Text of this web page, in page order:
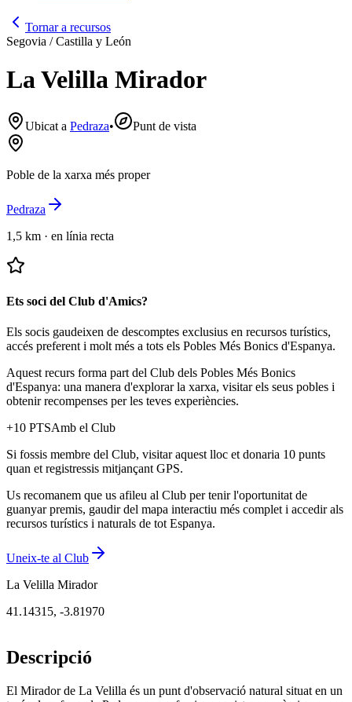
Tornar a recursos
Segovia / Castilla y León
La Velilla Mirador
Ubicat a Pedraza• Punt de vista
Poble de la xarxa més proper
Pedraza
1,5 km · en línia recta
Ets soci del Club d'Amics?
Els socis gaudeixen de descomptes exclusius en recursos turístics,
accés preferent i molt més a tots els Pobles Més Bonics d'Espanya.
Aquest recurs forma part del Club dels Pobles Més Bonics
d'Espanya: una manera d'explorar la xarxa, visitar els seus pobles i
obtenir recompenses per les teves experiències.
+10 PTSAmb el Club
Si fossis membre del Club, visitar aquest lloc et donaria 10 punts
quan et registressis mitjançant GPS.
Us recomanem que us afileu al Club per tenir l'oportunitat de
guanyar premis, gaudir del mapa interactiu més complet i accedir als
recursos turístics i naturals de tot Espanya.
Uneix-te al Club
La Velilla Mirador
41.14315, -3.81970
Descripció
El Mirador de La Velilla és un punt d'observació natural situat en un